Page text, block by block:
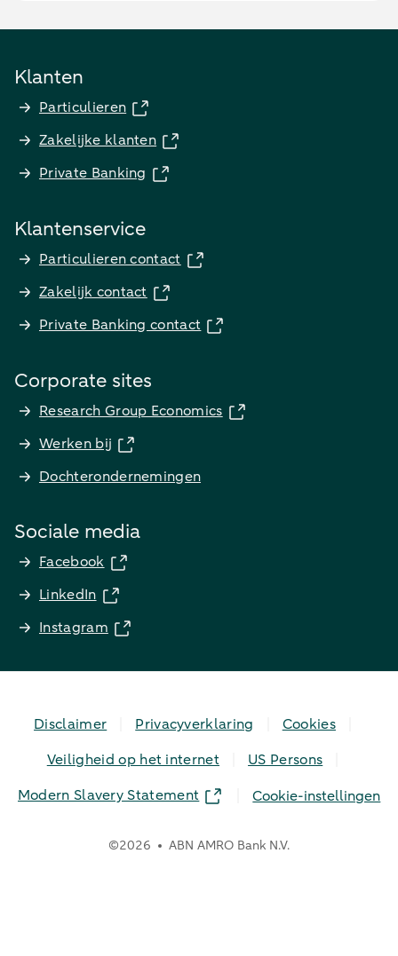
Klanten
Particulieren
Zakelijke klanten
Private Banking
Klantenservice
Particulieren contact
Zakelijk contact
Private Banking contact
Corporate sites
Research Group Economics
Werken bij
Dochterondernemingen
Sociale media
Facebook
LinkedIn
Instagram
Disclaimer Privacyverklaring
Cookies
Veiligheid op het internet
US Persons
Modern Slavery Statement
Cookie-instellingen
©2026 ABN AMRO Bank N.V.